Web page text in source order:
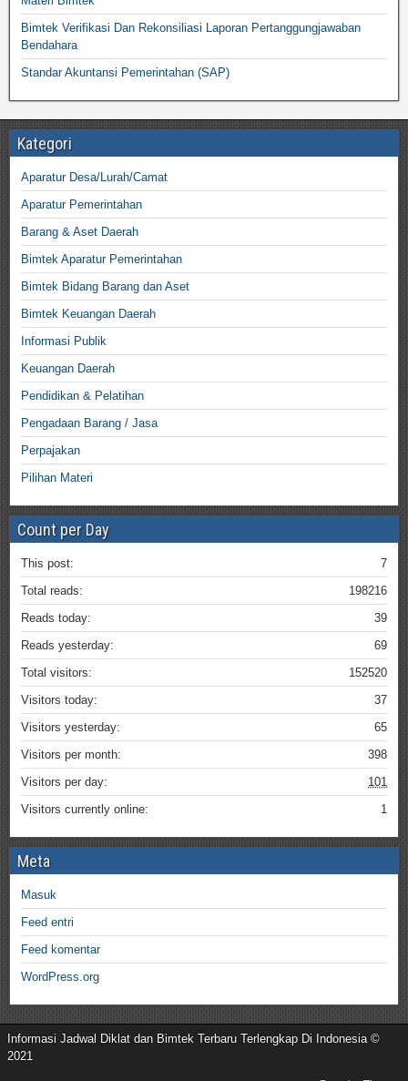
Bimtek Verifikasi Dan Rekonsiliasi Laporan Pertanggungjawaban
Bendahara
Standar Akuntansi Pemerintahan (SAP)
Kategori
Aparatur Desa/Lurah/Camat
Aparatur Pemerintahan
Barang & Aset Daerah
Bimtek Aparatur Pemerintahan
Bimtek Bidang Barang dan Aset
Bimtek Keuangan Daerah
Informasi Publik
Keuangan Daerah
Pendidikan & Pelatihan
Pengadaan Barang / Jasa
Perpajakan
Pilihan Materi
Count per Day
7
This post:
198216
Total reads:
39
Reads today:
69
Reads yesterday:
152520
Total visitors:
37
Visitors today:
65
Visitors yesterday:
398
Visitors per month:
101
Visitors per day:
1
Visitors currently online:
Meta
Masuk
Feed entri
Feed komentar
WordPress.org
Informasi Jadwal Diklat dan Bimtek Terbaru Terlengkap Di Indonesia ©
2021